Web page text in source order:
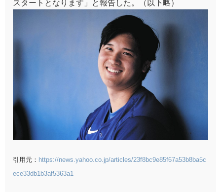
スタートとなります」と報告した。（以下略）
引用元： https://news.yahoo.co.jp/articles/23f8bc9e85f67a53b8ba5c
ece33db1b3af5363a1